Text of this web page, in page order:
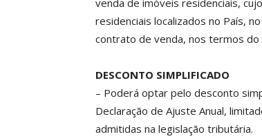
venda de imóveis residenciais,
residenciais localizados no País,
contrato de venda, nos termos do
DESCONTO SIMPLIFICADO
– Poderá optar pelo desconto
Declaração de Ajuste Anual,
admitidas na legislação tributária.